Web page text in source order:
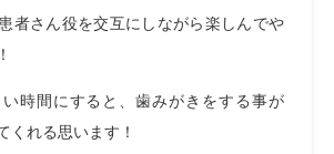
者さん役を交互にしながら楽しんでや
時間にすると、歯みがきをする事が
くれる思います！